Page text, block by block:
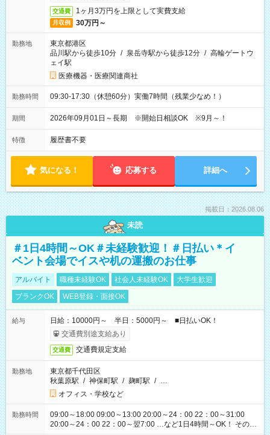
交通費 1ヶ月3万円を上限として実費支給
月収例 30万円～
勤務地
東京都港区
品川駅から徒歩10分 / 泉岳寺駅から徒歩12分 / 高輪ゲートウ
ェイ駅
医療機器・医療関連商社
勤務時間 09:30-17:30（休憩60分）実働7時間（残業少なめ！）
期間 2026年09月01日～長期 ※開始日相談OK ※9月～！
特徴 履歴書不要
気になる！ 応募する 詳細へ
掲載日：2026.08.06
未読
＃1日4時間～OK＃未経験歓迎！＃日払い＊イ
ベント会場でイスや机の運搬のお仕事
アルバイト 職種未経験OK 社会人未経験OK
大学生歓迎
ブランクOK
WEB登録・面接OK
給与
日給：10000円～ 半日：5000円～ ■日払いOK！
交通費別途支給あり
交通費 交通費規定支給
勤務地
東京都千代田区
秋葉原駅 / 神保町駅 / 麹町駅 / …
オフィス・学校など
勤務時間
09:00～18:00 09:00～13:00 20:00～24：00 22：00～31:00
20:00～24：00 22：00～翌7:00 …など1日4時間～OK！ その他